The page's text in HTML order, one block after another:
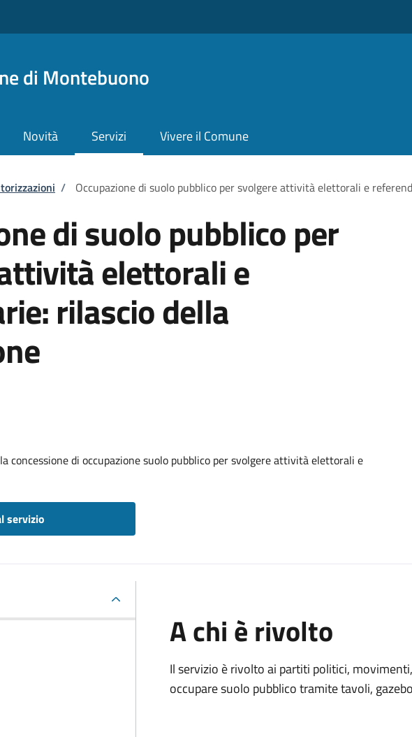
di Montebuono
Novità Servizi Vivere il Comune
/ Occupazione di suolo pubblico per svolgere attività elettorali e
di suolo pubblico per
elettorali e
rilascio della
concessione di occupazione suolo pubblico per svolgere attività elettorali e
servizio
A chi è rivolto
Il servizio è rivolto ai partiti politici,
occupare suolo pubblico tramite tavoli,